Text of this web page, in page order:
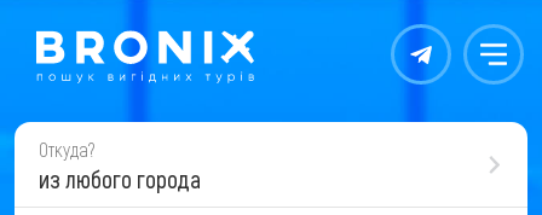
Контакты Меню
Откуда?
из любого города